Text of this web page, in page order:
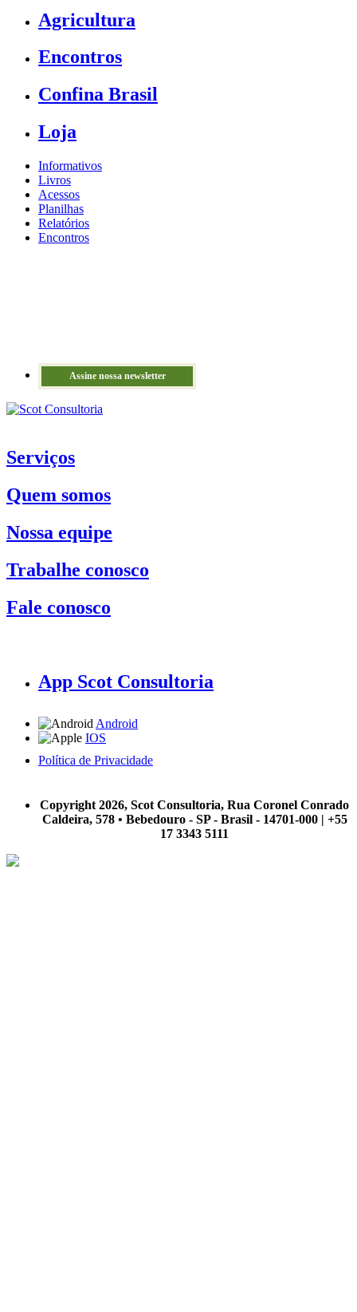
Agricultura
Encontros
Confina Brasil
Loja
Informativos
Livros
Acessos
Planilhas
Relatórios
Encontros
Assine nossa newsletter
Serviços
Quem somos
Nossa equipe
Trabalhe conosco
Fale conosco
App Scot Consultoria
Android
IOS
Política de Privacidade
Copyright 2026, Scot Consultoria, Rua Coronel Conrado
Caldeira, 578 • Bebedouro - SP - Brasil - 14701-000 | +55
17 3343 5111